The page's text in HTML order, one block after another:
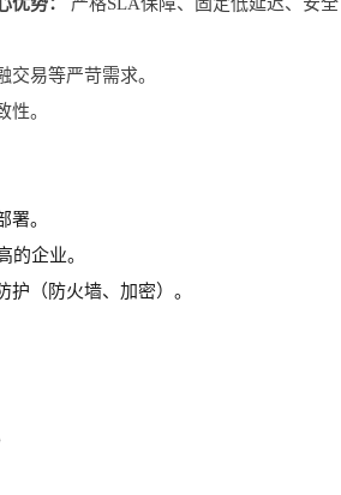
易等严苛需求。
。
。
的企业。
（防火墙、加密）。